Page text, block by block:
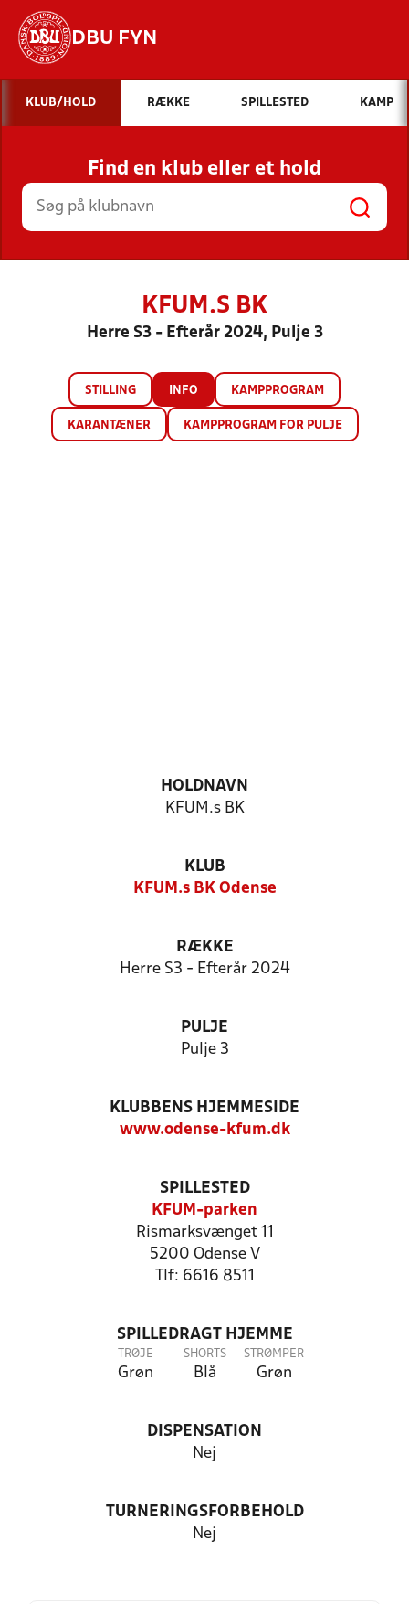
DBU FYN
Hvad vil du søge efter?
INDHOLD OG NYHEDER
STILLINGER, RESULTATER, KLUBBER OG
HOLD
KLUB/HOLD RÆKKE SPILLESTED KAMP
Find en klub eller et hold
KFUM.S BK
Herre S3 - Efterår 2024, Pulje 3
STILLING INFO KAMPPROGRAM
KARANTÆNER KAMPPROGRAM FOR PULJE
HOLDNAVN
KFUM.s BK
KLUB
KFUM.s BK Odense
RÆKKE
Herre S3 - Efterår 2024
PULJE
Pulje 3
KLUBBENS HJEMMESIDE
www.odense-kfum.dk
SPILLESTED
KFUM-parken
Rismarksvænget 11
5200 Odense V
Tlf: 6616 8511
SPILLEDRAGT HJEMME
TRØJE
Grøn
SHORTS
Blå
STRØMPER
Grøn
DISPENSATION
Nej
TURNERINGSFORBEHOLD
Nej